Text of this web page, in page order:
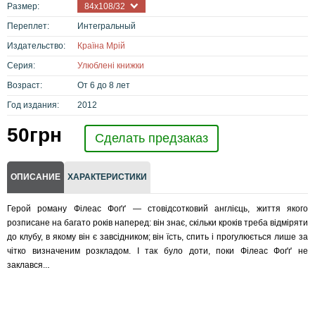
Размер:
84х108/32
Переплет:
Интегральный
Издательство:
Країна Мрій
Серия:
Улюблені книжки
Возраст:
От 6 до 8 лет
Год издания:
2012
50грн Сделать предзаказ
ОПИСАНИЕ ХАРАКТЕРИСТИКИ
Герой роману Філеас Фоґґ — стовідсотковий англієць, життя якого
розписане на багато років наперед: він знає, скільки кроків треба відміряти
до клубу, в якому він є завсідником; він їсть, спить і прогулюється лише за
чітко визначеним розкладом. І так було доти, поки Філеас Фоґґ не
заклався..